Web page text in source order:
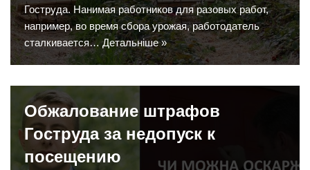
Гоструда. Нанимая работников для разовых работ,
например, во время сбора урожая, работодатель
сталкивается…Детальніше »
Обжалование штрафов
Гоструда за недопуск к
посещению